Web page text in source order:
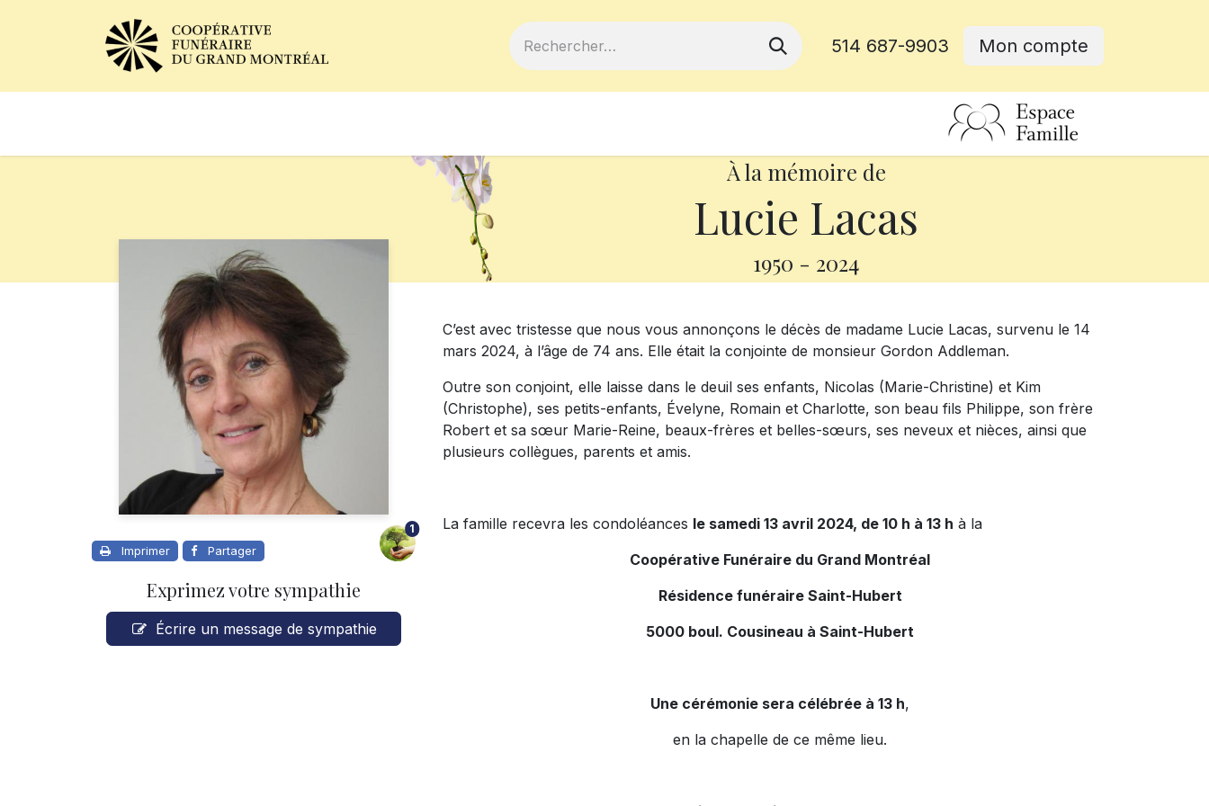
514 687-9903 Mon compte
À la mémoire de
Lucie Lacas
1950 - 2024
Imprimer Partager
1
Exprimez votre sympathie
Écrire un message de sympathie
C’est avec tristesse que nous vous annonçons le décès de madame Lucie Lacas, survenu le 14
mars 2024, à l’âge de 74 ans. Elle était la conjointe de monsieur Gordon Addleman.
Outre son conjoint, elle laisse dans le deuil ses enfants, Nicolas (Marie-Christine) et Kim
(Christophe), ses petits-enfants, Évelyne, Romain et Charlotte, son beau fils Philippe, son frère
Robert et sa sœur Marie-Reine, beaux-frères et belles-sœurs, ses neveux et nièces, ainsi que
plusieurs collègues, parents et amis.
La famille recevra les condoléances le samedi 13 avril 2024, de 10 h à 13 h à la
Coopérative Funéraire du Grand Montréal
Résidence funéraire Saint-Hubert
5000 boul. Cousineau à Saint-Hubert
Une cérémonie sera célébrée à 13 h,
en la chapelle de ce même lieu.